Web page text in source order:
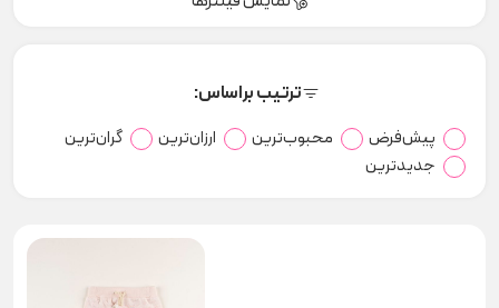
ترتیب براساس:
پیش‌فرض محبوب‌ترین ارزان‌ترین
گران‌ترین
جدیدترین